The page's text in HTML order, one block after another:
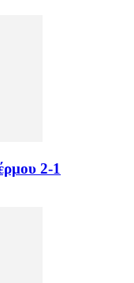
2-1